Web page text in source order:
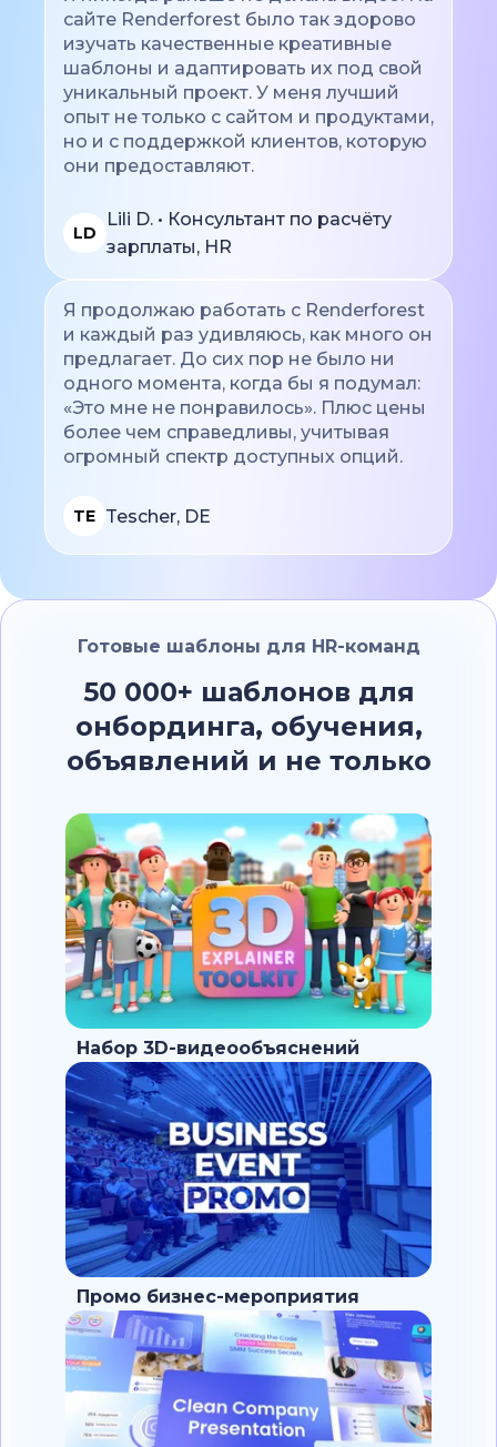
сайте Renderforest было так здорово
изучать качественные креативные
шаблоны и адаптировать их под свой
уникальный проект. У меня лучший
опыт не только с сайтом и продуктами,
но и с поддержкой клиентов, которую
они предоставляют.
LD
Lili D. • Консультант по расчёту
зарплаты, HR
Я продолжаю работать с Renderforest
и каждый раз удивляюсь, как много он
предлагает. До сих пор не было ни
одного момента, когда бы я подумал:
«Это мне не понравилось». Плюс цены
более чем справедливы, учитывая
огромный спектр доступных опций.
TE Tescher, DE
Готовые шаблоны для HR-команд
50 000+ шаблонов для
онбординга, обучения,
объявлений и не только
Набор 3D-видеообъяснений
Промо бизнес-мероприятия